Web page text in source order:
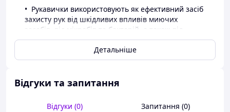
Рукавички використовують як ефективний засіб
захисту рук від шкідливих впливів миючих
засобів, від мікробів та бактерій, а також від
загального забруднення.
Хлорована поверхня забезпечує додаткову
стійкість до слабких розчинів кислоти та лугів, які
Рельєфна поверхня долонної частини
забезпечує надійне захоплення.
Перевага рукавиць:
Детальніше
Відгуки та запитання
Відгуки (0) Запитання (0)